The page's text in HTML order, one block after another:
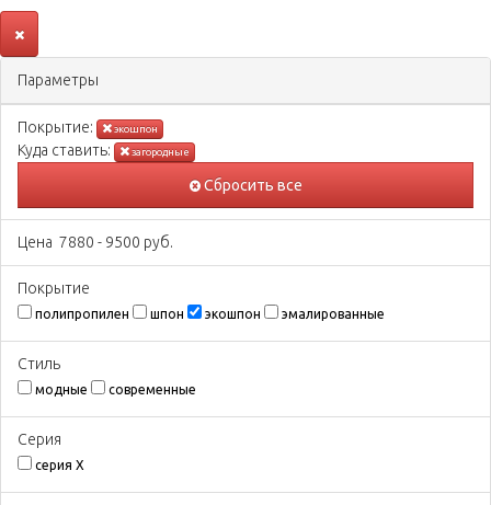
Параметры
Покрытиe: экошпон
Куда ставить: загородные
Сбросить все
Цена 7880 - 9500 руб.
Покрытиe
полипропилен шпон экошпон эмалированные
Стиль
модные современные
Серия
серия X